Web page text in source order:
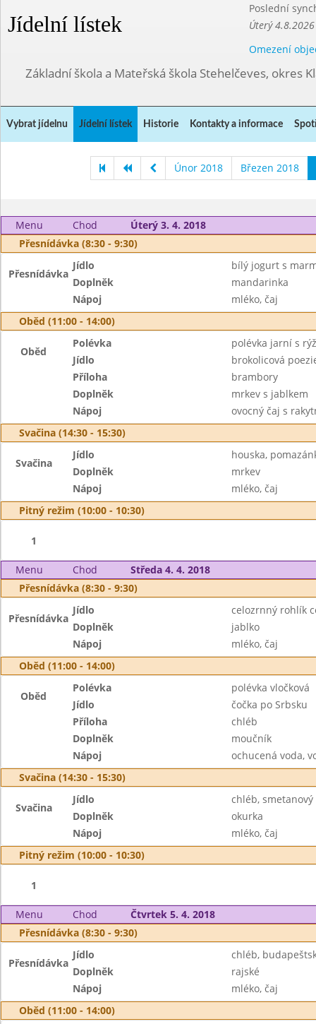
Jídelní lístek
Poslední
Úterý
Omezení
Základní škola a Mateřská škola Stehelčeves, okres
Vybrat jídelnu Jídelní lístek Historie Kontakty a informace
Únor 2018 Březen 2018
Menu Chod
Úterý 3. 4. 2018
Přesnídávka (8:30 - 9:30)
Přesnídávka
Jídlo
bílý jogurt s
Doplněk
mandarinka
Nápoj
mléko, čaj
Oběd (11:00 - 14:00)
Oběd
Polévka
polévka jarní s
Jídlo
brokolicová
Příloha
brambory
Doplněk
mrkev s jablkem
Nápoj
ovocný čaj s
Svačina (14:30 - 15:30)
Svačina
Jídlo
houska,
Doplněk
mrkev
Nápoj
mléko, čaj
Pitný režim (10:00 - 10:30)
1
Menu Chod
Středa 4. 4. 2018
Přesnídávka (8:30 - 9:30)
Přesnídávka
Jídlo
celozrnný rohlík
Doplněk
jablko
Nápoj
mléko, čaj
Oběd (11:00 - 14:00)
Oběd
Polévka
polévka vločková
Jídlo
čočka po Srbsku
Příloha
chléb
Doplněk
moučník
Nápoj
ochucená voda,
Svačina (14:30 - 15:30)
Svačina
Jídlo
chléb, smetanový
Doplněk
okurka
Nápoj
mléko, čaj
Pitný režim (10:00 - 10:30)
1
Menu Chod
Čtvrtek 5. 4. 2018
Přesnídávka (8:30 - 9:30)
Přesnídávka
Jídlo
chléb,
Doplněk
rajské
Nápoj
mléko, čaj
Oběd (11:00 - 14:00)